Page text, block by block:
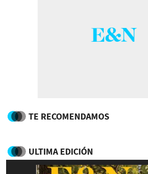
TE RECOMENDAMOS
ULTIMA EDICIÓN